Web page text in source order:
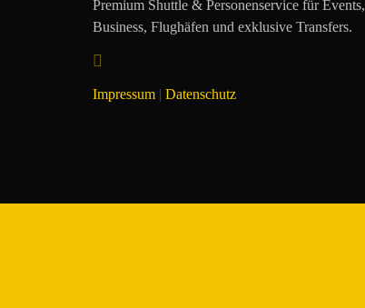
Premium Shuttle & Personenservice für Events,
Business, Flughäfen und exklusive Transfers.
Impressum| Datenschutz